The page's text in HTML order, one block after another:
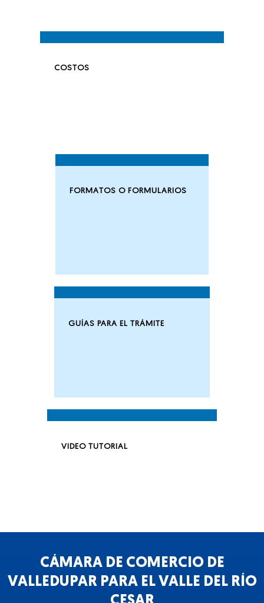
COSTOS
FORMATOS O FORMULARIOS
GUÍAS PARA EL TRÁMITE
VIDEO TUTORIAL
CÁMARA DE COMERCIO DE
VALLEDUPAR PARA EL VALLE DEL RÍO